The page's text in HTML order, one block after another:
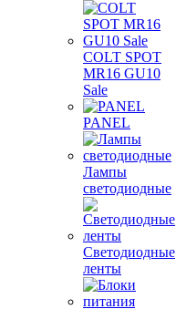
COLT SPOT
MR16 GU10
Sale
PANEL
Лампы
светодиодные
Светодиодные
ленты